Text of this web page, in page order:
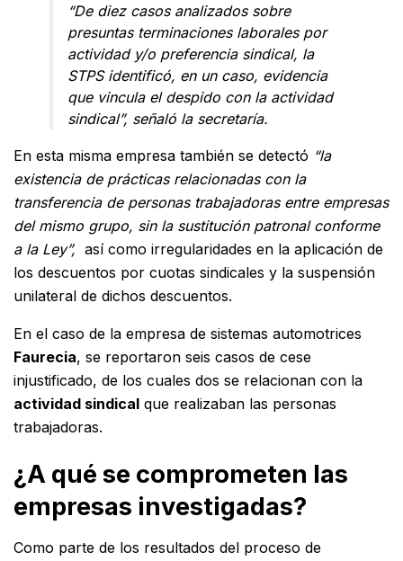
“De diez casos analizados sobre
presuntas terminaciones laborales por
actividad y/o preferencia sindical, la
STPS identificó, en un caso, evidencia
que vincula el despido con la actividad
sindical”, señaló la secretaría.
En esta misma empresa también se detectó “la
existencia de prácticas relacionadas con la
transferencia de personas trabajadoras entre empresas
del mismo grupo, sin la sustitución patronal conforme
a la Ley”, así como irregularidades en la aplicación de
los descuentos por cuotas sindicales y la suspensión
unilateral de dichos descuentos.
En el caso de la empresa de sistemas automotrices
Faurecia, se reportaron seis casos de cese
injustificado, de los cuales dos se relacionan con la
actividad sindical que realizaban las personas
trabajadoras.
¿A qué se comprometen las
empresas investigadas?
Como parte de los resultados del proceso de